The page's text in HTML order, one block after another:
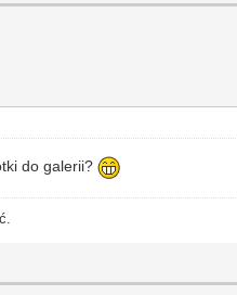
do galerii?